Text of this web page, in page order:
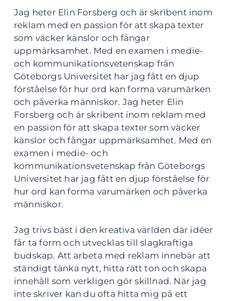
Jag heter Elin Forsberg och är skribent inom
reklam med en passion för att skapa texter
som väcker känslor och fångar
uppmärksamhet. Med en examen i medie-
och kommunikationsvetenskap från
Göteborgs Universitet har jag fått en djup
förståelse för hur ord kan forma varumärken
och påverka människor. Jag heter Elin
Forsberg och är skribent inom reklam med
en passion för att skapa texter som väcker
känslor och fångar uppmärksamhet. Med en
examen i medie- och
kommunikationsvetenskap från Göteborgs
Universitet har jag fått en djup förståelse för
hur ord kan forma varumärken och påverka
människor.
Jag trivs bäst i den kreativa världen där idéer
får ta form och utvecklas till slagkraftiga
budskap. Att arbeta med reklam innebär att
ständigt tänka nytt, hitta rätt ton och skapa
innehåll som verkligen gör skillnad. När jag
inte skriver kan du ofta hitta mig på ett